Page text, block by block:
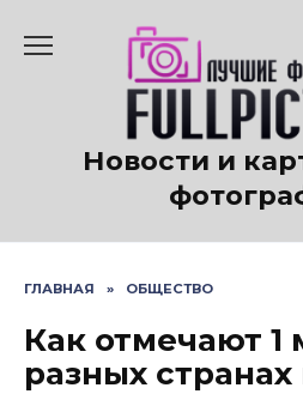
содержанию
Новости и
ГЛАВНАЯ » ОБЩЕСТВО
Как отмечают 1
разных